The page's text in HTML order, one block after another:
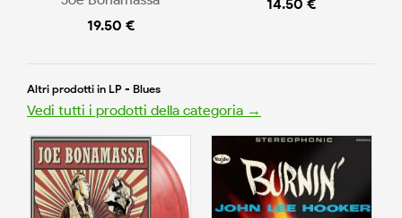
19.50 €
14.50 €
Altri prodotti in LP - Blues
Vedi tutti i prodotti della categoria →